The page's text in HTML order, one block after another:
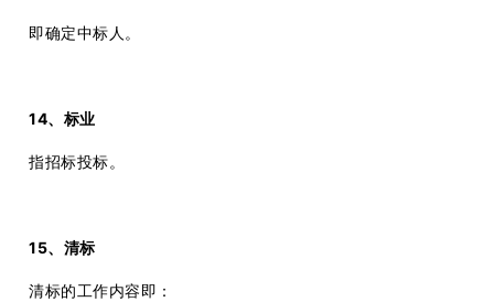
即确定中标人。
14、标业
指招标投标。
15、清标
清标的工作内容即：